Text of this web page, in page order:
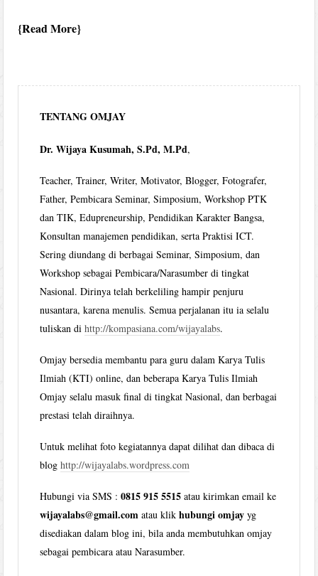
Read More
TENTANG OMJAY
Dr. Wijaya Kusumah, S.Pd, M.Pd,
Teacher, Trainer, Writer, Motivator, Blogger, Fotografer,
Father, Pembicara Seminar, Simposium, Workshop PTK
dan TIK, Edupreneurship, Pendidikan Karakter Bangsa,
Konsultan manajemen pendidikan, serta Praktisi ICT.
Sering diundang di berbagai Seminar, Simposium, dan
Workshop sebagai Pembicara/Narasumber di tingkat
Nasional. Dirinya telah berkeliling hampir penjuru
nusantara, karena menulis. Semua perjalanan itu ia selalu
tuliskan dihttp://kompasiana.com/wijayalabs.
Omjay bersedia membantu para guru dalam Karya Tulis
Ilmiah (KTI) online, dan beberapa Karya Tulis Ilmiah
Omjay selalu masuk final di tingkat Nasional, dan berbagai
prestasi telah diraihnya.
Untuk melihat foto kegiatannya dapat dilihat dan dibaca di
bloghttp://wijayalabs.wordpress.com
Hubungi via SMS :0815 915 5515 atau kirimkan email ke
wijayalabs@gmail.com atau klikhubungi omjay yg
disediakan dalam blog ini, bila anda membutuhkan omjay
sebagai pembicara atau Narasumber.